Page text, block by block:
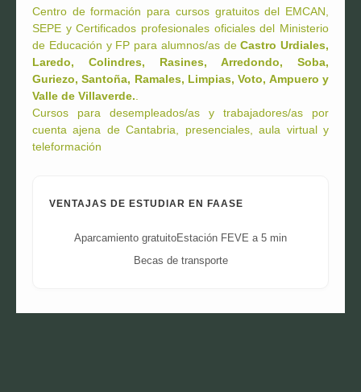
Centro de formación para cursos gratuitos del EMCAN,
SEPE y Certificados profesionales oficiales del Ministerio
de Educación y FP para alumnos/as deCastro Urdiales,
Laredo, Colindres, Rasines, Arredondo, Soba,
Guriezo, Santoña, Ramales, Limpias, Voto, Ampuero y
Valle de Villaverde..
Cursos para desempleados/as y trabajadores/as por
cuenta ajena de Cantabria, presenciales, aula virtual y
teleformación
VENTAJAS DE ESTUDIAR EN FAASE
Aparcamiento gratuitoEstación FEVE a 5 min
Becas de transporte